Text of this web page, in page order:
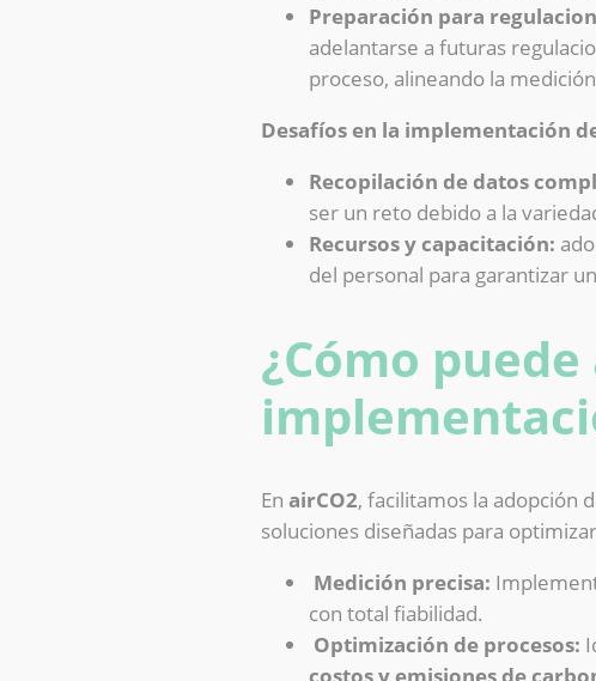
Preparación para
adelantarse a futuras
proceso, alineando la
Desafíos en la implementación
Recopilación de datos
ser un reto debido a la
Recursos y capacitación:
del personal para garantizar
¿Cómo
En airCO2, facilitamos la adopción
soluciones diseñadas para
Medición precisa:
con total fiabilidad.
Optimización de procesos:
costos y emisiones de